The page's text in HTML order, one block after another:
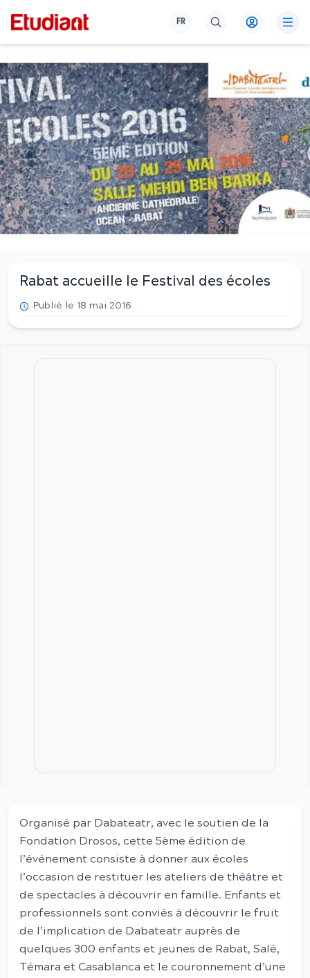
FR
Rabat accueille le Festival des écoles
Publié le 18 mai 2016
Organisé par Dabateatr, avec le soutien de la
Fondation Drosos, cette 5ème édition de
l’événement consiste à donner aux écoles
l’occasion de restituer les ateliers de théâtre et
de spectacles à découvrir en famille. Enfants et
professionnels sont conviés à découvrir le fruit
de l’implication de Dabateatr auprès de
quelques 300 enfants et jeunes de Rabat, Salé,
Témara et Casablanca et le couronnement d’une